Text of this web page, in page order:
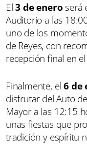
El3 de enero será
Auditorio a las
uno de los
de Reyes, con
recepción final en
Finalmente, el6 de
disfrutar del Auto
Mayor a las 12:15
unas fiestas que
tradición y espíritu